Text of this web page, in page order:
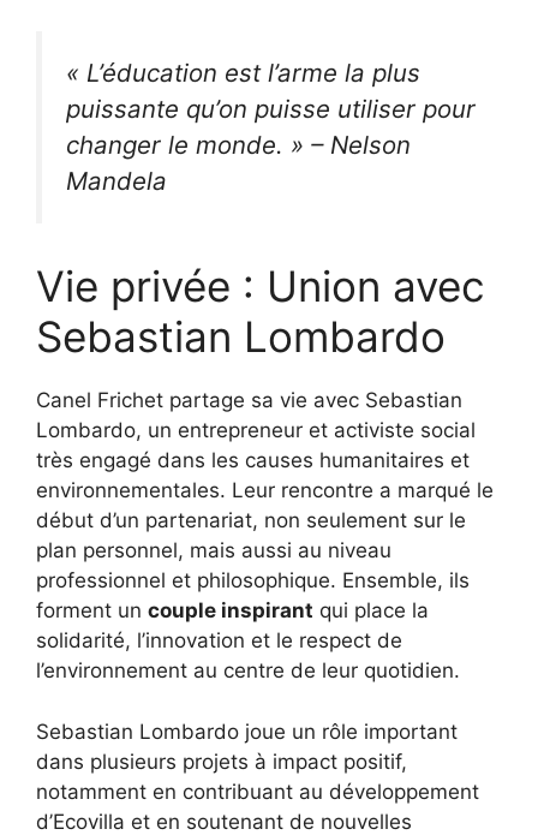
« L’éducation est l’arme la plus
puissante qu’on puisse utiliser pour
changer le monde. » – Nelson
Mandela
Vie privée : Union avec
Sebastian Lombardo
Canel Frichet partage sa vie avec Sebastian
Lombardo, un entrepreneur et activiste social
très engagé dans les causes humanitaires et
environnementales. Leur rencontre a marqué le
début d’un partenariat, non seulement sur le
plan personnel, mais aussi au niveau
professionnel et philosophique. Ensemble, ils
forment un couple inspirant qui place la
solidarité, l’innovation et le respect de
l’environnement au centre de leur quotidien.
Sebastian Lombardo joue un rôle important
dans plusieurs projets à impact positif,
notamment en contribuant au développement
d’Ecovilla et en soutenant de nouvelles